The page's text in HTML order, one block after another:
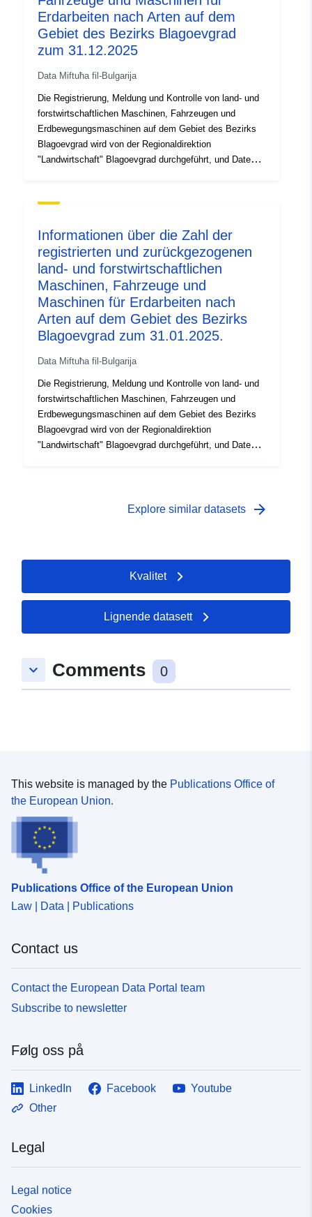
Erdarbeiten nach Arten auf dem
Gebiet des Bezirks Blagoevgrad
zum 31.12.2025
Data Miftuħa fil-Bulgarija
Die Registrierung, Meldung und Kontrolle von land- und
forstwirtschaftlichen Maschinen, Fahrzeugen und
Erdbewegungsmaschinen auf dem Gebiet des Bezirks
Blagoevgrad wird von der Regionaldirektion
"Landwirtschaft" Blagoevgrad durchgeführt, und Daten
Ministerium für Landwirtschaft und Ernährung gemäß
Kontrolle von land- und forstwirtschaftlichen Geräten
eingerichtet und geführt wird.
Informationen über die Zahl der
registrierten und zurückgezogenen
land- und forstwirtschaftlichen
Maschinen, Fahrzeuge und
Maschinen für Erdarbeiten nach
Arten auf dem Gebiet des Bezirks
Blagoevgrad zum 31.01.2025.
Data Miftuħa fil-Bulgarija
Die Registrierung, Meldung und Kontrolle von land- und
forstwirtschaftlichen Maschinen, Fahrzeugen und
Erdbewegungsmaschinen auf dem Gebiet des Bezirks
Blagoevgrad wird von der Regionaldirektion
"Landwirtschaft" Blagoevgrad durchgeführt, und Daten
Artikel 7 des Gesetzes über die Registrierung und
Explore similar datasets arrow_forward
Kvalitet
Lignende datasett
keyboard_arrow_down Comments 0
This website is managed by the Publications Office of
the European Union.
Publications Office of the European Union
Law | Data | Publications
Contact us
Contact the European Data Portal team
Subscribe to newsletter
Følg oss på
LinkedIn Facebook
Youtube
Other
Legal
Legal notice
Cookies